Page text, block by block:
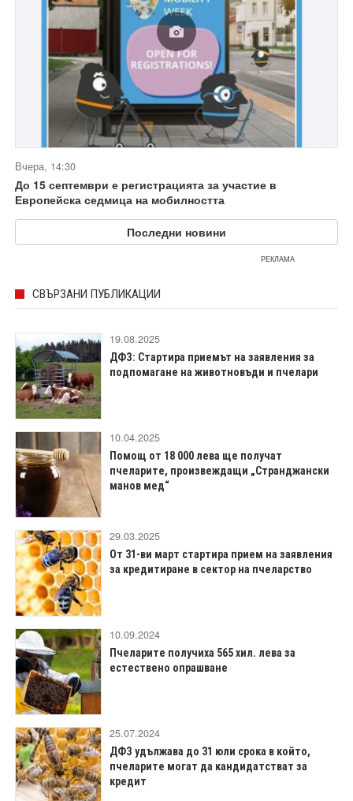
Вчера, 14:30
До 15 септември е регистрацията за участие в
Европейска седмица на мобилността
Последни новини
РЕКЛАМА
СВЪРЗАНИ ПУБЛИКАЦИИ
19.08.2025
ДФЗ: Стартира приемът на заявления за
подпомагане на животновъди и пчелари
10.04.2025
Помощ от 18 000 лева ще получат
пчеларите, произвеждащи „Странджански
манов мед“
29.03.2025
От 31-ви март стартира прием на заявления
за кредитиране в сектор на пчеларство
10.09.2024
Пчеларите получиха 565 хил. лева за
естествено опрашване
25.07.2024
ДФЗ удължава до 31 юли срока в който,
пчеларите могат да кандидатстват за
кредит